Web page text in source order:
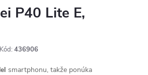
P40 Lite E,
Kód: 436906
smartphonu, takže ponúka